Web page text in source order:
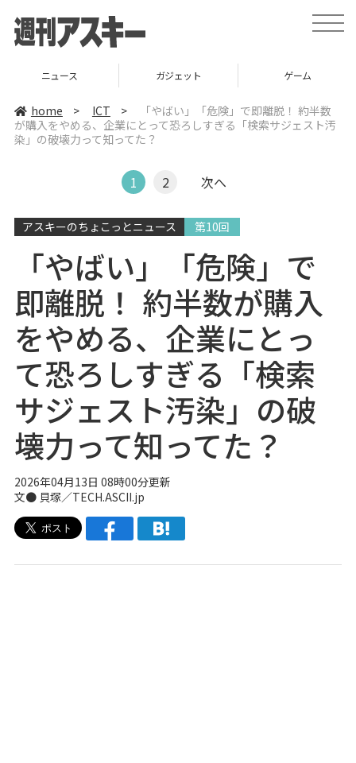
t
o
a
v
i
ニュース ガジェット ゲーム
home > ICT >
「やばい」「危険」で即離脱！ 約半数
が購入をやめる、企業にとって恐ろしすぎる「検索サジェスト汚
染」の破壊力って知ってた？
1 2 次へ
アスキーのちょこっとニュース 第10回
「やばい」「危険」で
即離脱！ 約半数が購入
をやめる、企業にとっ
て恐ろしすぎる「検索
サジェスト汚染」の破
壊力って知ってた？
2026年04月13日 08時00分更新
文● 貝塚／TECH.ASCII.jp